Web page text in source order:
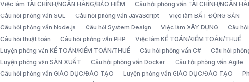
Việc làm TÀI CHÍNH/NGÂN HÀNG/BẢO HIỂM
Câu hỏi phỏng vấn TÀI CHÍNH/NGÂN
Câu hỏi phỏng vấn SQL
Câu hỏi phỏng vấn JavaScript Việc làm BẤT ĐỘNG SẢN
Câu hỏi phỏng vấn Node.js
Câu hỏi System Design Việc làm XÂY DỰNG Câu
Câu hỏi thuật toán
Câu hỏi phỏng vấn PHP Việc làm KẾ TOÁN/KIỂM TOÁN/THUẾ
Luyện phỏng vấn KẾ TOÁN/KIỂM TOÁN/THUẾ
Câu hỏi phỏng vấn C# Câu hỏi
Luyện phỏng vấn SẢN XUẤT
Câu hỏi phỏng vấn Docker Câu hỏi phỏng vấn Agile
Câu hỏi phỏng vấn GIÁO DỤC/ĐÀO TẠO
Luyện phỏng vấn GIÁO DỤC/ĐÀO TẠO